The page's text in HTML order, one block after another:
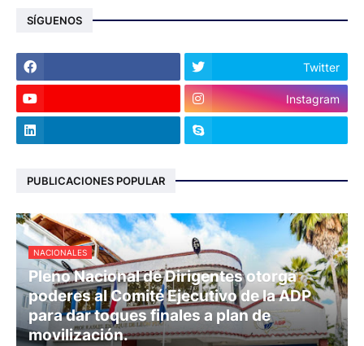
SÍGUENOS
Twitter
Instagram
PUBLICACIONES POPULAR
NACIONALES
Pleno Nacional de Dirigentes otorga
poderes al Comité Ejecutivo de la ADP
para dar toques finales a plan de
movilización.